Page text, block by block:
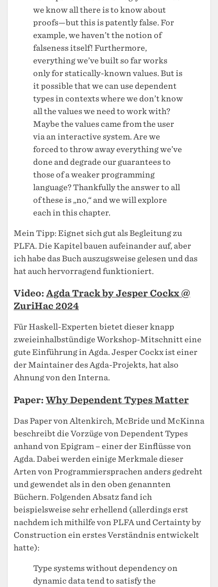
we know all there is to know about
proofs—but this is patently false. For
example, we haven’t the notion of
falseness itself! Furthermore,
everything we’ve built so far works
only for statically-known values. But is
it possible that we can use dependent
types in contexts where we don’t know
all the values we need to work with?
Maybe the values came from the user
via an interactive system. Are we
forced to throw away everything we’ve
done and degrade our guarantees to
those of a weaker programming
language? Thankfully the answer to all
of these is „no,“ and we will explore
each in this chapter.
Mein Tipp: Eignet sich gut als Begleitung zu
PLFA. Die Kapitel bauen aufeinander auf, aber
ich habe das Buch auszugsweise gelesen und das
hat auch hervorragend funktioniert.
Video: Agda Track by Jesper Cockx @
ZuriHac 2024
Für Haskell-Experten bietet dieser knapp
zweieinhalbstündige Workshop-Mitschnitt eine
gute Einführung in Agda. Jesper Cockx ist einer
der Maintainer des Agda-Projekts, hat also
Ahnung von den Interna.
Paper: Why Dependent Types Matter
Das Paper von Altenkirch, McBride und McKinna
beschreibt die Vorzüge von Dependent Types
anhand von Epigram – einer der Einflüsse von
Agda. Dabei werden einige Merkmale dieser
Arten von Programmiersprachen anders gedreht
und gewendet als in den oben genannten
Büchern. Folgenden Absatz fand ich
beispielsweise sehr erhellend (allerdings erst
nachdem ich mithilfe von PLFA und Certainty by
Construction ein erstes Verständnis entwickelt
hatte):
Type systems without dependency on
dynamic data tend to satisfy the